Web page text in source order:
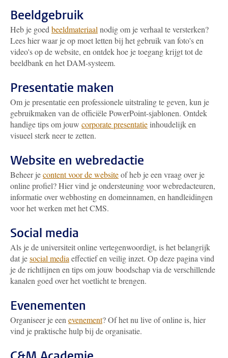
Beeldgebruik
Heb je goed beeldmateriaal nodig om je verhaal te versterken?
Lees hier waar je op moet letten bij het gebruik van foto's en
video's op de website, en ontdek hoe je toegang krijgt tot de
beeldbank en het DAM-systeem.
Presentatie maken
Om je presentatie een professionele uitstraling te geven, kun je
gebruikmaken van de officiële PowerPoint-sjablonen. Ontdek
handige tips om jouw corporate presentatieinhoudelijk en
visueel sterk neer te zetten.
Website en webredactie
Beheer jecontent voor de websiteof heb je een vraag over je
online profiel? Hier vind je ondersteuning voor webredacteuren,
informatie over webhosting en domeinnamen, en handleidingen
voor het werken met het CMS.
Social media
Als je de universiteit online vertegenwoordigt, is het belangrijk
dat jesocial media effectief en veilig inzet. Op deze pagina vind
je de richtlijnen en tips om jouw boodschap via de verschillende
kanalen goed over het voetlicht te brengen.
Evenementen
Organiseer je een evenement? Of het nu live of online is, hier
vind je praktische hulp bij de organisatie.